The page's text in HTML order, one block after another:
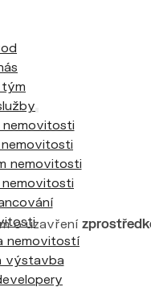
tým
nemovitosti
nemovitosti
nemovitostí
výstavba
o uzavření